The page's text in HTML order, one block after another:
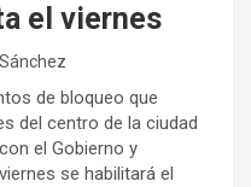
el viernes
de bloqueo que
del centro de la ciudad
el Gobierno y
se habilitará el